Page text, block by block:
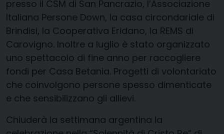
presso il CSM di San Pancrazio, l’Associazione
Italiana Persone Down, la casa circondariale di
Brindisi, la Cooperativa Eridano, la REMS di
Carovigno. Inoltre a luglio è stato organizzato
uno spettacolo di fine anno per raccogliere
fondi per Casa Betania. Progetti di volontariato
che coinvolgono persone spesso dimenticate
e che sensibilizzano gli allievi.
Chiuderà la settimana argentina la